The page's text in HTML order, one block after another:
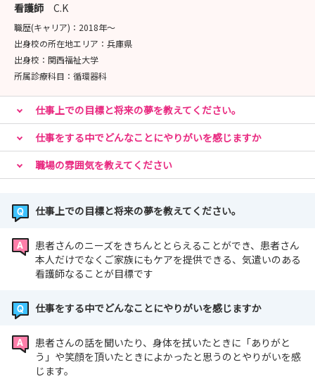
看護師 C.K
職歴(キャリア)： 2018年〜
出身校の所在地エリア： 兵庫県
出身校： 関西福祉大学
所属診療科目： 循環器科
仕事上での目標と将来の夢を教えてください。
仕事をする中でどんなことにやりがいを感じますか
職場の雰囲気を教えてください
仕事上での目標と将来の夢を教えてください。
患者さんのニーズをきちんととらえることができ、患者さん
本人だけでなくご家族にもケアを提供できる、気遣いのある
看護師なることが目標です
仕事をする中でどんなことにやりがいを感じますか
患者さんの話を聞いたり、身体を拭いたときに「ありがと
う」や笑顔を頂いたときによかったと思うのとやりがいを感
じます。